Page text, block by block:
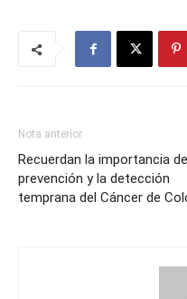
Nota anterior
Recuerdan la importancia
prevención y la detección
temprana del Cáncer de